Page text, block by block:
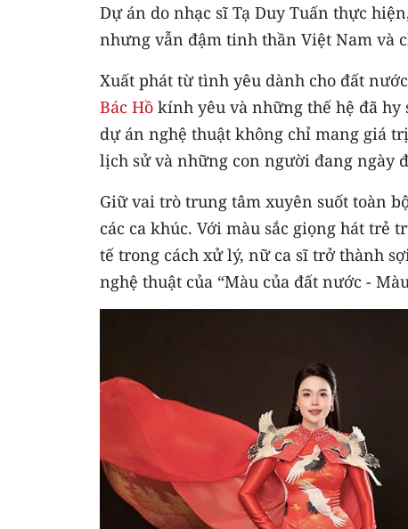
Dự án do nhạc sĩ Tạ Duy Tuấn thực
nhưng vẫn đậm tinh thần Việt Nam và
Xuất phát từ tình yêu dành cho đất
Bác Hồ kính yêu và những thế hệ đã
dự án nghệ thuật không chỉ mang giá
lịch sử và những con người đang ngày
Giữ vai trò trung tâm xuyên suốt toàn
các ca khúc. Với màu sắc giọng hát trẻ
tế trong cách xử lý, nữ ca sĩ trở thành
nghệ thuật của “Màu của đất nước -